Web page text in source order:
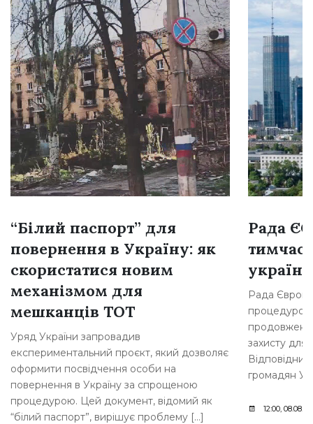
“Білий паспорт” для
повернення в Україну: як
скористатися новим
механізмом для
мешканців ТОТ
Уряд України запровадив
експериментальний проєкт, який дозволяє
оформити посвідчення особи на
повернення в Україну за спрощеною
процедурою. Цей документ, відомий як
“білий паспорт”, вирішує проблему […]
Рада
Рада
процедурою
захисту для
громадян
12:00,